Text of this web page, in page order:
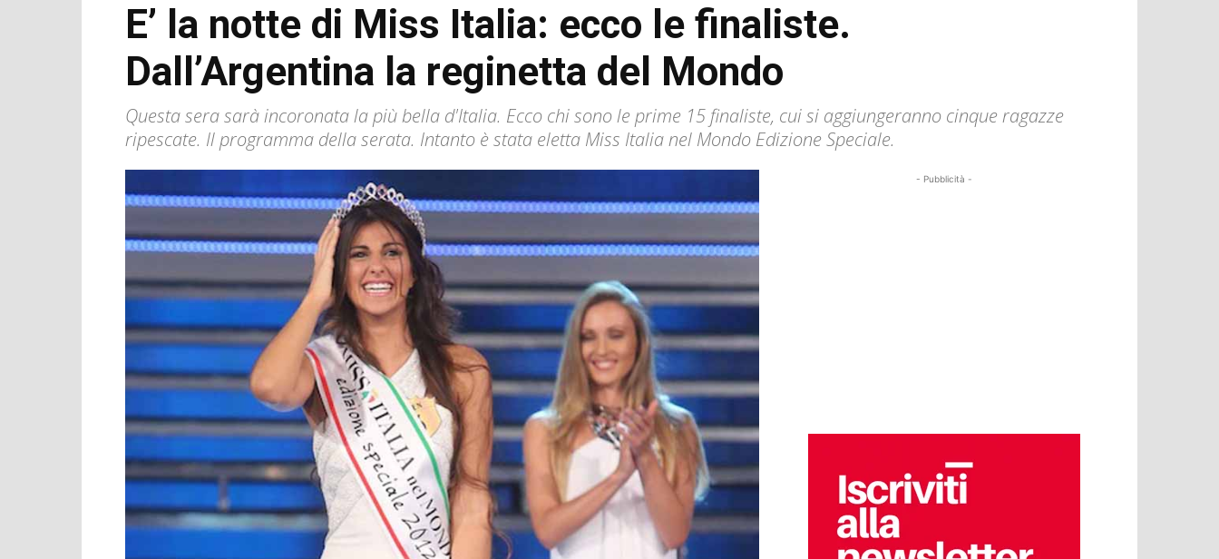
E’ la notte di Miss Italia: ecco le finaliste.
Dall’Argentina la reginetta del Mondo
Questa sera sarà incoronata la più bella d'Italia. Ecco chi sono le prime 15 finaliste, cui si aggiungeranno cinque ragazze
ripescate. Il programma della serata. Intanto è stata eletta Miss Italia nel Mondo Edizione Speciale.
- Pubblicità -